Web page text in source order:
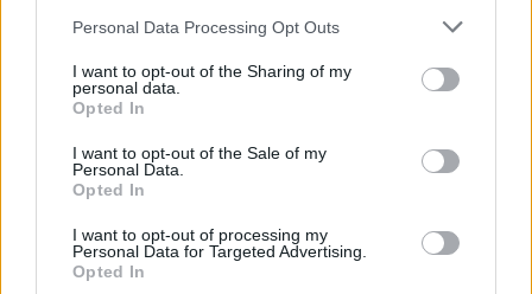
Personal Data Processing Opt Outs
I want to opt-out of the Sharing of my
personal data.
Opted In
I want to opt-out of the Sale of my
Personal Data.
Opted In
I want to opt-out of processing my
Personal Data for Targeted Advertising.
Opted In
vostra affermazione: “Mi conosci come una
se stessi sbagliando non lo saprei?”
9 – Quando vogliono farvi una sorpresa e
voi proprio non siete in vena: “Non sapere è
tua scuola?”